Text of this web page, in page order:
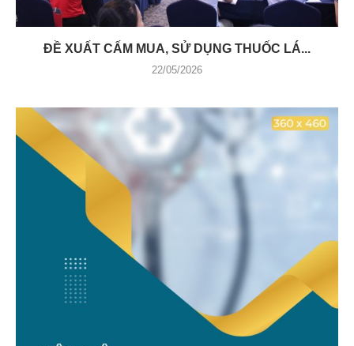
ĐỀ XUẤT CẤM MUA, SỬ DỤNG THUỐC LÁ...
22/05/2026